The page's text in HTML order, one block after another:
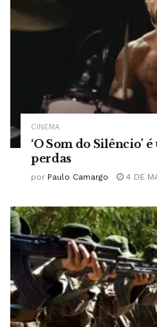
CINEMA
‘O Som do Silêncio’
perdas
por Paulo Camargo 4 DE